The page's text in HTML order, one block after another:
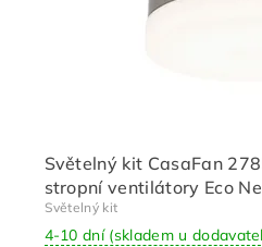
Světelný kit CasaFan
stropní ventilátory Eco
Světelný kit
4-10 dní (skladem u